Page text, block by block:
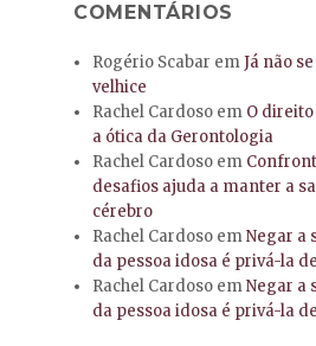
COMENTÁRIOS
Rogério Scabar emJá não
velhice
Rachel Cardoso em O
a ótica da Gerontologia
Rachel Cardoso em
desafios ajuda a manter a
cérebro
Rachel Cardoso emNegar a
da pessoa idosa é privá-la
Rachel Cardoso emNegar a
da pessoa idosa é privá-la